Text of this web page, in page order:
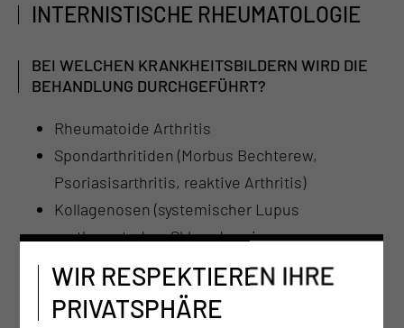
INTERNISTISCHE RHEUMATOLOGIE
BEI WELCHEN KRANKHEITSBILDERN WIRD DIE
BEHANDLUNG DURCHGEFÜHRT?
Rheumatoide Arthritis
Spondarthritiden (Morbus Bechterew,
Psoriasisarthritis, reaktive Arthritis)
Kollagenosen (systemischer Lupus
erythematodes, Sklerodermie,
Dermatomyositis, Sjögren-Syndrom u.a.)
Vaskulitiden
Polymyalgia rheumatica
WIR RESPEKTIEREN IHRE
PRIVATSPHÄRE